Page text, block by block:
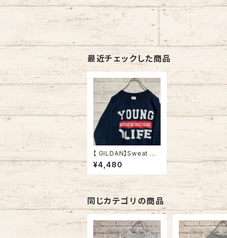
最近チェックした商品
【 GILDAN】Sweat M
相当 USA規格 スウェッ
ト トレーナー センター
ロゴ アメリカ 古着
¥4,480
同じカテゴリの商品